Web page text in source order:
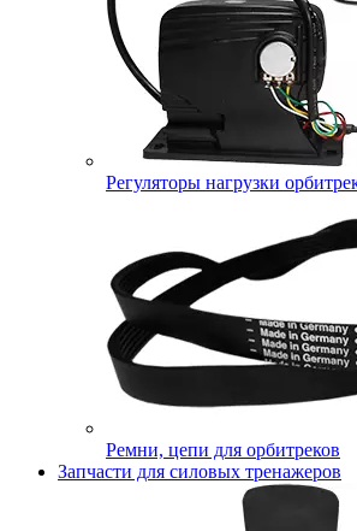
Регуляторы нагрузки
Ремни, цепи для орбитреков
Запчасти для силовых тренажеров